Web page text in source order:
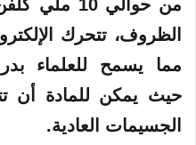
الظروف، تتحرك
مما يسمح للعلماء
حيث يمكن للمادة أن
الجسيمات العادية.